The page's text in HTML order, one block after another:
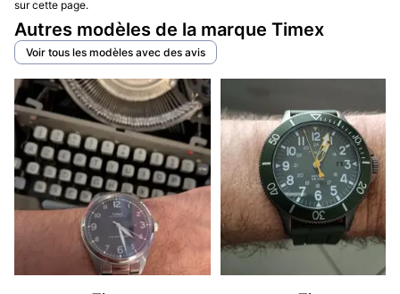
sur cette page.
Autres modèles de la marque Timex
Voir tous les modèles avec des avis